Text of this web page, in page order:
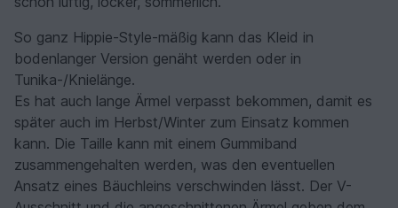
So ganz Hippie-Style-mäßig kann das Kleid in
bodenlanger Version genäht werden oder in
Tunika-/Knielänge.
Es hat auch lange Ärmel verpasst bekommen, damit es
später auch im Herbst/Winter zum Einsatz kommen
kann. Die Taille kann mit einem Gummiband
zusammengehalten werden, was den eventuellen
Ansatz eines Bäuchleins verschwinden lässt. Der V-